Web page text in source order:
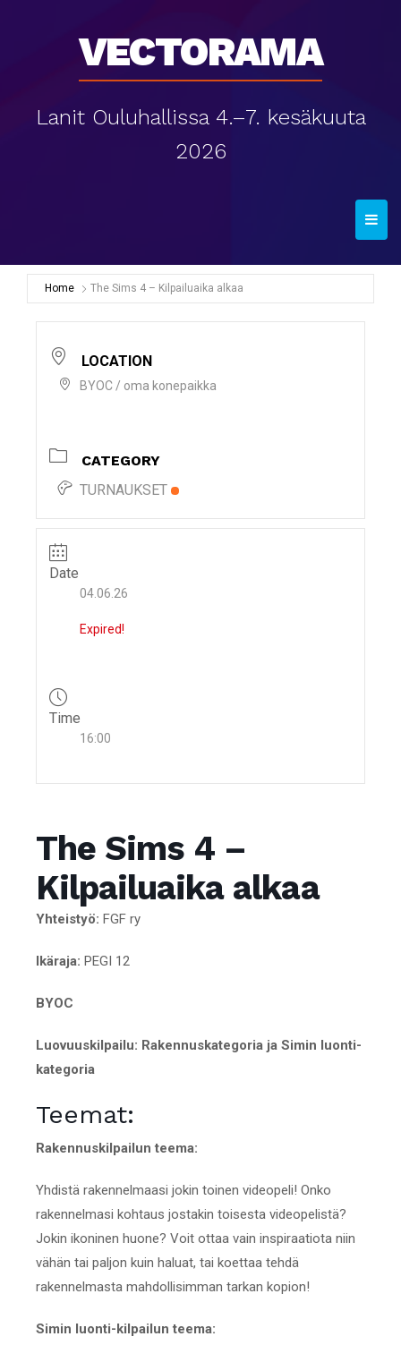
Vectorama
Lanit Ouluhallissa 4.–7. kesäkuuta
2026
T
o
g
l
o
Home The Sims 4 – Kilpailuaika alkaa
LOCATION
BYOC / oma konepaikka
CATEGORY
TURNAUKSET
Date
04.06.26
Expired!
Time
16:00
The Sims 4 –
Kilpailuaika alkaa
Yhteistyö: FGF ry
Ikäraja: PEGI 12
BYOC
Luovuuskilpailu: Rakennuskategoria ja Simin luonti-
kategoria
Teemat:
Rakennuskilpailun teema:
Yhdistä rakennelmaasi jokin toinen videopeli! Onko
rakennelmasi kohtaus jostakin toisesta videopelistä?
Jokin ikoninen huone? Voit ottaa vain inspiraatiota niin
vähän tai paljon kuin haluat, tai koettaa tehdä
rakennelmasta mahdollisimman tarkan kopion!
Simin luonti-kilpailun teema: